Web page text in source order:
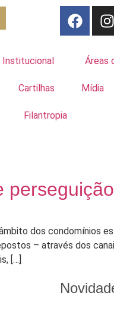
Institucional Áreas
Cartilhas Mídia
Filantropia
perseguição
dos condomínios
– através dos
[…]